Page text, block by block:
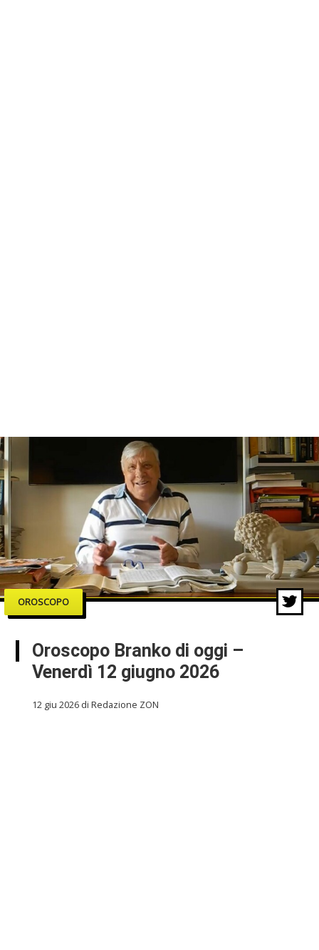
OROSCOPO
Oroscopo Branko di oggi –
Venerdì 12 giugno 2026
12 giu 2026 di Redazione ZON